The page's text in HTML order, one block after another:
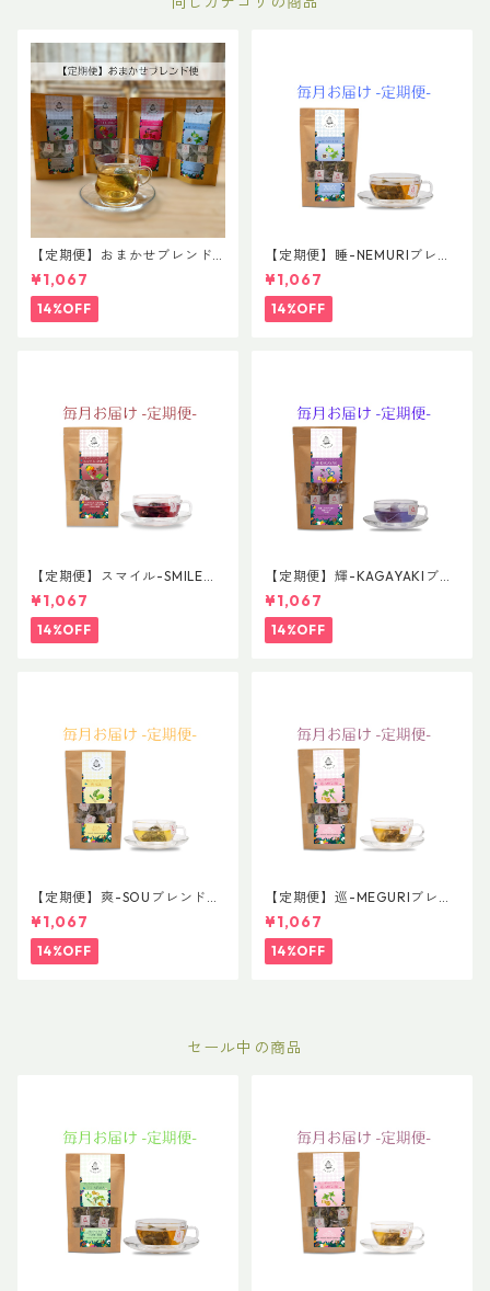
【定期便】おまかせブレンド
便
¥1,067
14%OFF
【定期便】睡-NEMURIブレン
ド 普通サイズ
¥1,067
14%OFF
【定期便】スマイル-SMILE
普通サイズ
¥1,067
14%OFF
【定期便】輝-KAGAYAKIブレ
ンド 普通サイズ
¥1,067
14%OFF
【定期便】爽-SOUブレンド
普通サイズ
¥1,067
14%OFF
【定期便】巡-MEGURIブレン
ド 普通サイズ
¥1,067
14%OFF
セール中の商品